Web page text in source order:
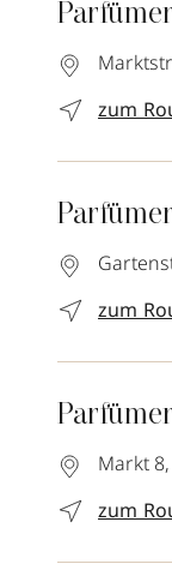
zum
zum
Markt 8,
zum